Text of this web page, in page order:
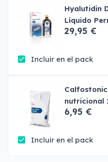
Hyalutidin
Líquido
29,95 €
Incluir en el pack
nutricional
6,95 €
Incluir en el pack